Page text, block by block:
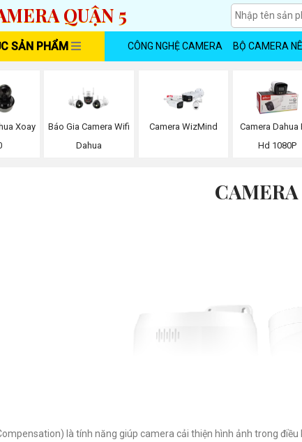
QUẬN 5
SẢN PHẨM CÔNG NGHỆ CAMERA BỘ CAMERA
Xoay
Báo Gia Camera Wifi
Dahua
Camera WizMind
Camera Dahua
Hd 1080P
là tính năng giúp camera cải thiện hình ảnh trong